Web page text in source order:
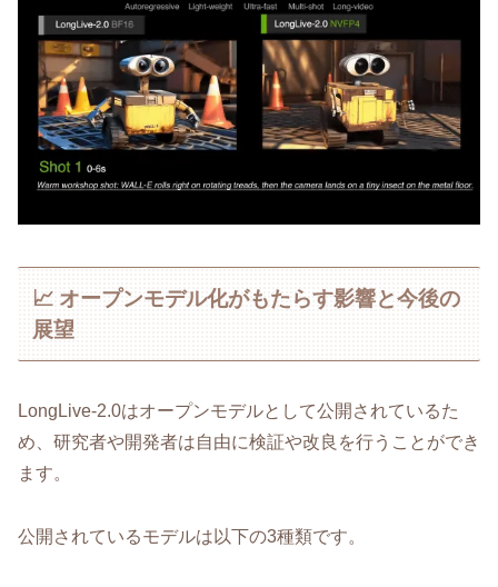
📈 オープンモデル化がもたらす影響と今後の
展望
LongLive-2.0はオープンモデルとして公開されているた
め、研究者や開発者は自由に検証や改良を行うことができ
ます。
公開されているモデルは以下の3種類です。